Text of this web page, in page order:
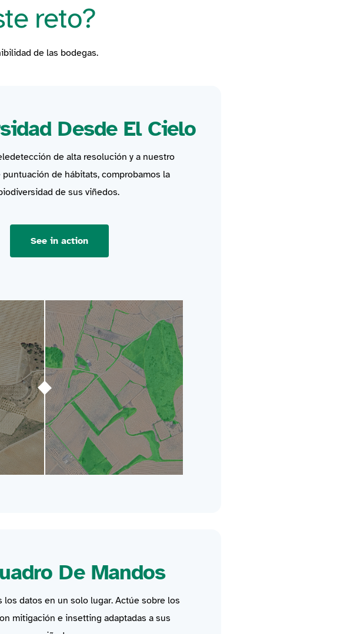
reto?
de las bodegas.
Desde El Cielo
de alta resolución y a nuestro
de hábitats, comprobamos la
de sus viñedos.
See in action
De Mandos
los datos en un solo lugar.Actúe sobre los
mitigación e insetting adaptadas a sus